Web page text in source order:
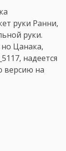
руки Ранни,
руки.
Цанака,
надеется
версию на